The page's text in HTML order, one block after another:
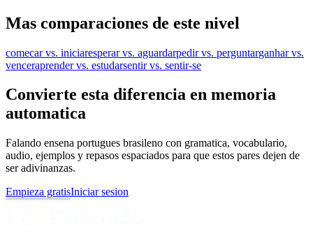
Mas comparaciones de este nivel
comecar vs. iniciaresperar vs. aguardarpedir vs. perguntarganhar vs.
venceraprender vs. estudarsentir vs. sentir-se
Convierte esta diferencia en memoria
automatica
Falando ensena portugues brasileno con gramatica, vocabulario,
audio, ejemplos y repasos espaciados para que estos pares dejen de
ser adivinanzas.
Empieza gratisIniciar sesion